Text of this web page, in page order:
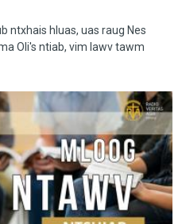
ntxhais hluas, uas raug Nes
Oli's ntiab, vim lawv tawm